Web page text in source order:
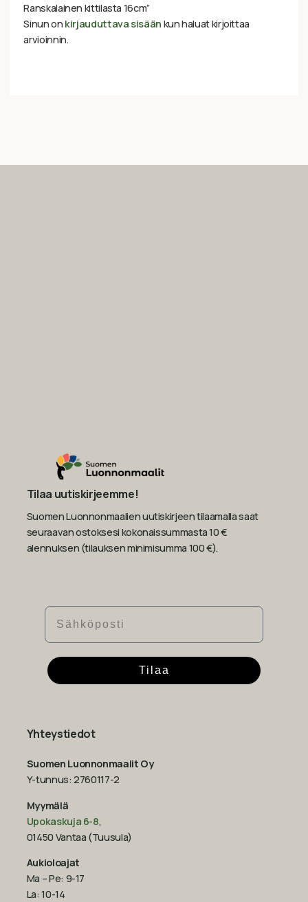
Ranskalainen kittilasta 16cm”
Sinun on kirjauduttava sisään kun haluat kirjoittaa
arvioinnin.
Tilaa uutiskirjeemme!
Suomen Luonnonmaalien uutiskirjeen tilaamalla saat
seuraavan ostoksesi kokonaissummasta 10 €
alennuksen (tilauksen minimisumma 100 €).
Sähköposti
Tilaa
Yhteystiedot
Suomen Luonnonmaalit Oy
Y-tunnus: 2760117-2
Myymälä
Upokaskuja 6-8,
01450 Vantaa (Tuusula)
Aukioloajat
Ma – Pe: 9-17
La: 10-14